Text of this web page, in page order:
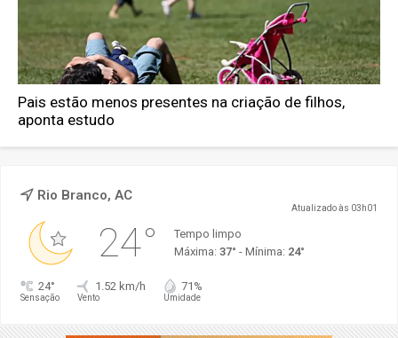
Pais estão menos presentes na criação de filhos,
aponta estudo
Rio Branco, AC
Atualizado às 03h01
24°
Tempo limpo
Máxima: 37° - Mínima: 24°
24°
Sensação
1.52 km/h
Vento
71%
Umidade